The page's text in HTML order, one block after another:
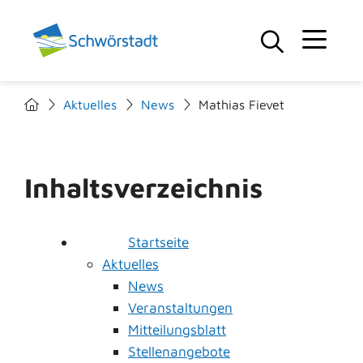
Aktuelles News Mathias Fievet
Inhaltsverzeichnis
Startseite
Aktuelles
News
Veranstaltungen
Mitteilungsblatt
Stellenangebote